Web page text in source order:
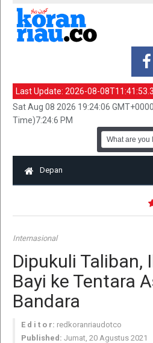
Last Update: 2026-08-
Sat Aug 08 2026 19:24:06
Time)7:24:6 PM
Depan
Internasional
Dipukuli Taliban,
Bayi ke Tentara
Bandara
E d i t o r: redkoranriaudotco
Published: Jumat, 20 Agustus 2021